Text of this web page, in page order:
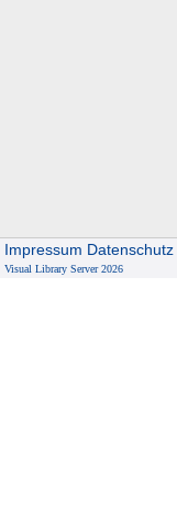
Impressum Datenschutz
Visual Library Server 2026